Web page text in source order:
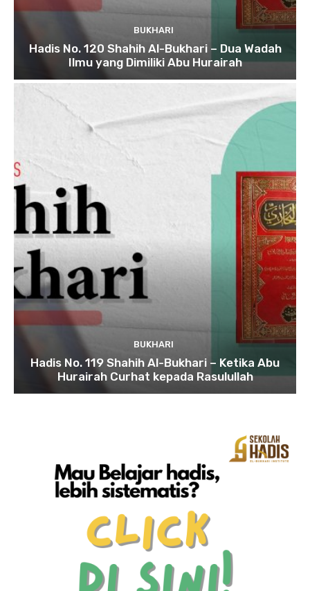
BUKHARI
Hadis No. 120 Shahih Al-Bukhari – Dua Wadah
Ilmu yang Dimiliki Abu Hurairah
BUKHARI
Hadis No. 119 Shahih Al-Bukhari – Ketika Abu
Hurairah Curhat kepada Rasulullah